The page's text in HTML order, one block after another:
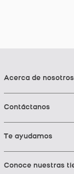
Acerca de nosotros
Contáctanos
Te ayudamos
Conoce nuestras